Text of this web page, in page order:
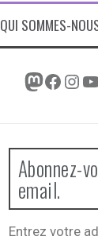
QUI SOMMES-
Abonnez-
email.
Entrez votre